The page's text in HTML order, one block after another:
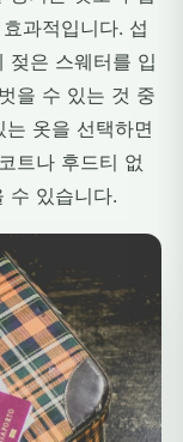
과적입니다. 섭
젖은 스웨터를 입
을 수 있는 것 중
옷을 선택하면
트나 후드티 없
수 있습니다.